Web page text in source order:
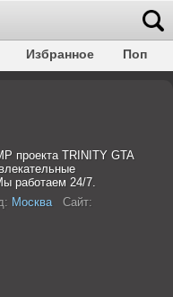
Избранное
Поп
проекта TRINITY GTA
работаем 24/7.
Москва
Сайт: